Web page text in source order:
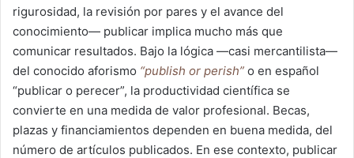
rigurosidad, la revisión por pares y el avance del
conocimiento— publicar implica mucho más que
comunicar resultados. Bajo la lógica —casi mercantilista—
del conocido aforismo “publish or perish” o en español
“publicar o perecer”, la productividad científica se
convierte en una medida de valor profesional. Becas,
plazas y financiamientos dependen en buena medida, del
número de artículos publicados. En ese contexto, publicar